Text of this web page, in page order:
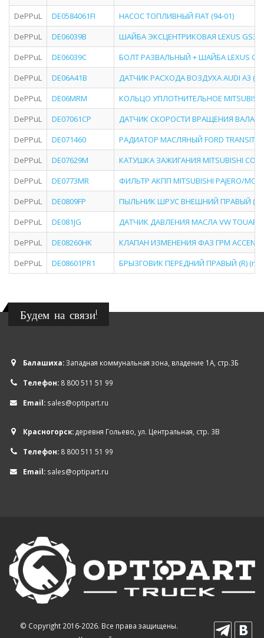
DePPuL
DE0584061FI
НАСОС ТОПЛИВНЫЙ FIAT (94-01)
DePPuL
DE06039B
ШАЙБА ЭКСЦЕНТРИКОВАЯ LEXUS GS300/
DePPuL
DE06039C
БОЛТ РАЗВАЛЬНЫЙ + ШАЙБА LEXUS
DePPuL
DE06A41B
ДАТЧИК РАСХОДА ВОЗДУХА AUDI A3 (96-
DePPuL
DE06MRM
КОЛЬЦО УПЛОТНИТЕЛЬНОЕ MITSUBISHI
DePPuL
DE07061CP
ДАТЧИК СКОРОСТИ ВРАЩЕНИЯ ВАЛА КПП
DePPuL
DE071460
РАДИАТОР МАСЛЯНЫЙ FORD TRANSIT
DePPuL
DE07629M
КАТУШКА ЗАЖИГАНИЯ MITSUBISHI COLT/
DePPuL
DE0773MR
ФИЛЬТР АКПП MITSUBISHI PAJERO/
DePPuL
DE0809FP
ПЫЛЬНИК ШРУС ВНЕШНИЙ ПРАВЫЙ (R)
DePPuL
DE081JG
ДАТЧИК ДАВЛЕНИЯ МАСЛА VW
DePPuL
DE08260HK
КЛАПАН ИЗМЕНЕНИЯ ФАЗ ГРМ ACCENT
DePPuL
DE08601PR1 БРЫЗГОВИК ПЕРЕДНИЙ ПРАВЫЙ (R)
Будем на связи!
Балашиха:Западная коммунальная зона, владение 1А, стр.3Б
Телефон: 8 800 511 51 99
Email: sales@optipart.ru
Красногорск:деревня Гольево, ул. Центральная, стр. 3В
Телефон: 8 800 511 51 99
Email: sales@optipart.ru
© Copyright 2016-2026. Все права защищены.